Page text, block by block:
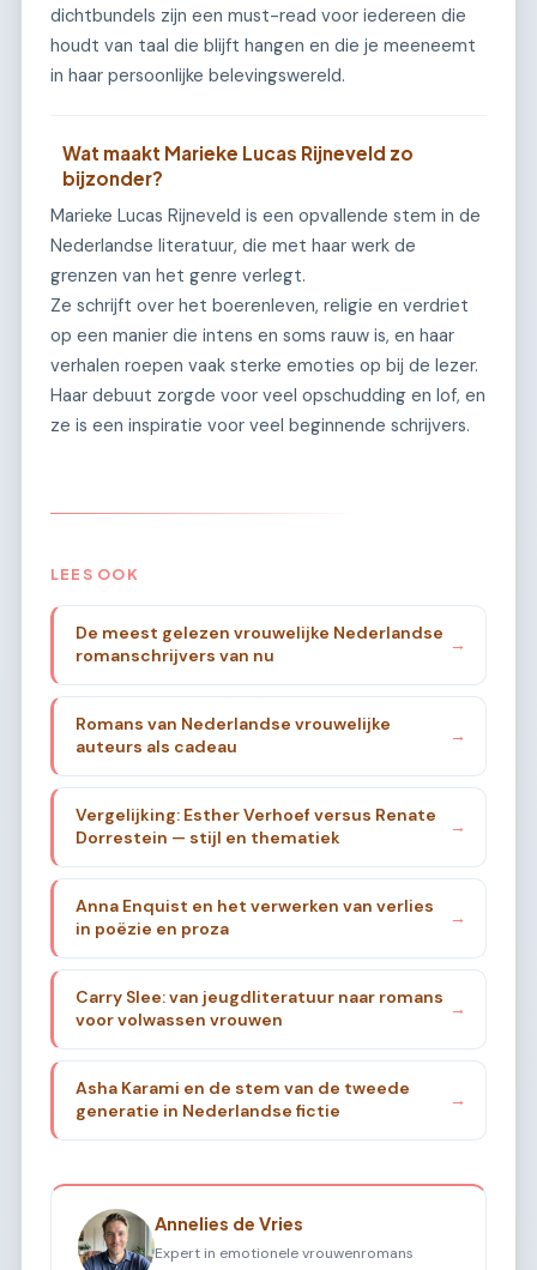
dichtbundels zijn een must-read voor iedereen die
houdt van taal die blijft hangen en die je meeneemt
in haar persoonlijke belevingswereld.
Wat maakt Marieke Lucas Rijneveld zo
bijzonder?
Marieke Lucas Rijneveld is een opvallende stem in de
Nederlandse literatuur, die met haar werk de
grenzen van het genre verlegt.
Ze schrijft over het boerenleven, religie en verdriet
op een manier die intens en soms rauw is, en haar
verhalen roepen vaak sterke emoties op bij de lezer.
Haar debuut zorgde voor veel opschudding en lof, en
ze is een inspiratie voor veel beginnende schrijvers.
LEES OOK
De meest gelezen vrouwelijke Nederlandse
romanschrijvers van nu
→
Romans van Nederlandse vrouwelijke
auteurs als cadeau
→
Vergelijking: Esther Verhoef versus Renate
Dorrestein — stijl en thematiek
→
Anna Enquist en het verwerken van verlies
in poëzie en proza
→
Carry Slee: van jeugdliteratuur naar romans
voor volwassen vrouwen
→
Asha Karami en de stem van de tweede
generatie in Nederlandse fictie
→
Annelies de Vries
Expert in emotionele vrouwenromans